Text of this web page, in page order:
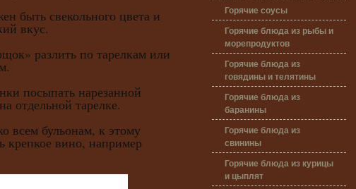
свекольного цвета и
вкус.
разлить по тарелкам или
нарезанной
отдельной тарелке.
бульонам, к этому
крепкое вино, например
Горячие соусы
Горячие блюда из рыбы и
морепродуктов
Горячие блюда из
говядины и телятины
Горячие блюда из
баранины
Горячие блюда из
свинины
Горячие блюда из курицы
и цыплят